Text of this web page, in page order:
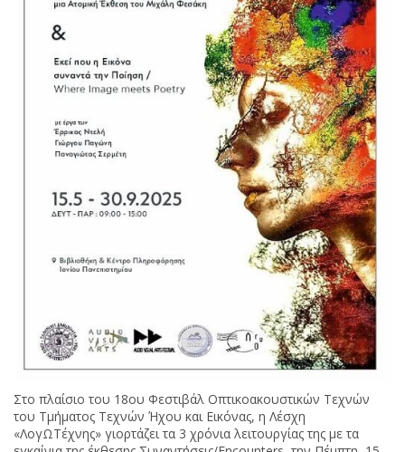
Στο πλαίσιο του 18ου Φεστιβάλ Οπτικοακουστικών Τεχνών
του Τμήματος Τεχνών Ήχου και Εικόνας, η Λέσχη
«ΛογΩΤέχνης» γιορτάζει τα 3 χρόνια λειτουργίας της με τα